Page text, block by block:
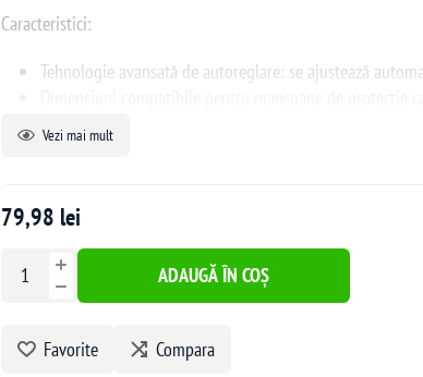
Caracteristici:
Tehnologie avansată de autoreglare: se ajustează
Sertizare hexagonală aproape circulară pentru contact
Opritor cu funcționare automată pentru control optim al
Lungime: 175 mm
Greutate: 400 g
Vezi mai mult
79,98 lei
ADAUGĂ ÎN COȘ
Favorite Compara